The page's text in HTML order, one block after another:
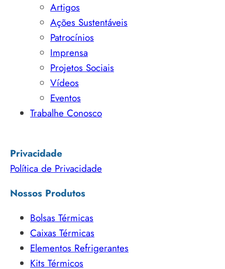
Artigos
Ações Sustentáveis
Patrocínios
Imprensa
Projetos Sociais
Vídeos
Eventos
Trabalhe Conosco
Privacidade
Política de Privacidade
Nossos Produtos
Bolsas Térmicas
Caixas Térmicas
Elementos Refrigerantes
Kits Térmicos